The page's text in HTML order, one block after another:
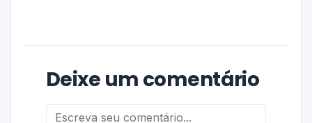
Deixe um comentário